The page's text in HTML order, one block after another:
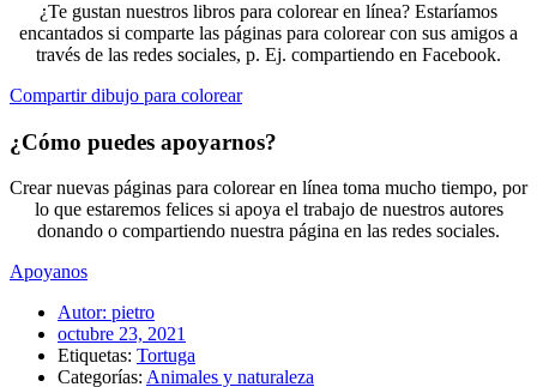
¿Te gustan nuestros libros para colorear en línea? Estaríamos
encantados si comparte las páginas para colorear con sus amigos a
través de las redes sociales, p. Ej. compartiendo en Facebook.
Compartir dibujo para colorear
¿Cómo puedes apoyarnos?
Crear nuevas páginas para colorear en línea toma mucho tiempo, por
lo que estaremos felices si apoya el trabajo de nuestros autores
donando o compartiendo nuestra página en las redes sociales.
Apoyanos
Autor: pietro
octubre 23, 2021
Etiquetas: Tortuga
Categorías: Animales y naturaleza